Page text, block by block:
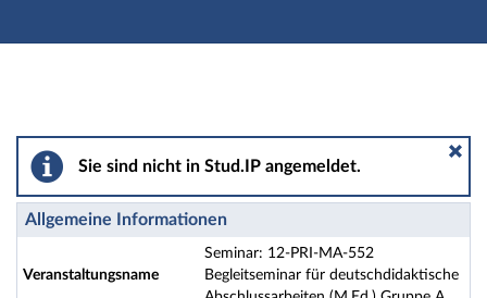
Hauptnavigation
Seminar: 12-PRI-MA-552 Begleitseminar für
Sie sind nicht in Stud.IP angemeldet.
Allgemeine Informationen
Veranstaltungsname
Seminar: 12-PRI-MA-552
Begleitseminar für deutschdidaktische